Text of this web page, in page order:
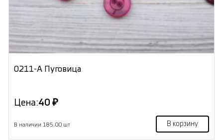
0211-А Пуговица
Цена:40 ₽
В наличии 185.00 шт В корзину